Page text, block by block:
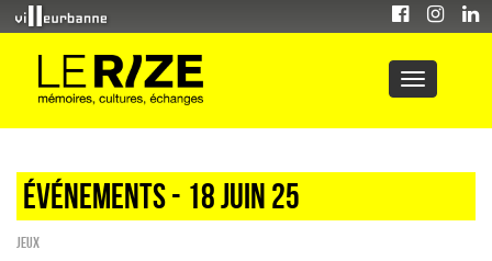
Événements - 18 Juin 25
Jeux